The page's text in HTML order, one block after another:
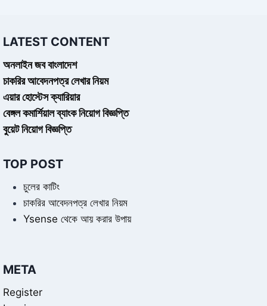
LATEST CONTENT
অনলাইন জব বাংলাদেশ
চাকরির আবেদনপত্র লেখার নিয়ম
এয়ার হোস্টেস ক্যারিয়ার
বেঙ্গল কমার্শিয়াল ব্যাংক নিয়োগ বিজ্ঞপ্তি
বুয়েট নিয়োগ বিজ্ঞপ্তি
TOP POST
চুলের কাটিং
চাকরির আবেদনপত্র লেখার নিয়ম
Ysense থেকে আয় করার উপায়
META
Register